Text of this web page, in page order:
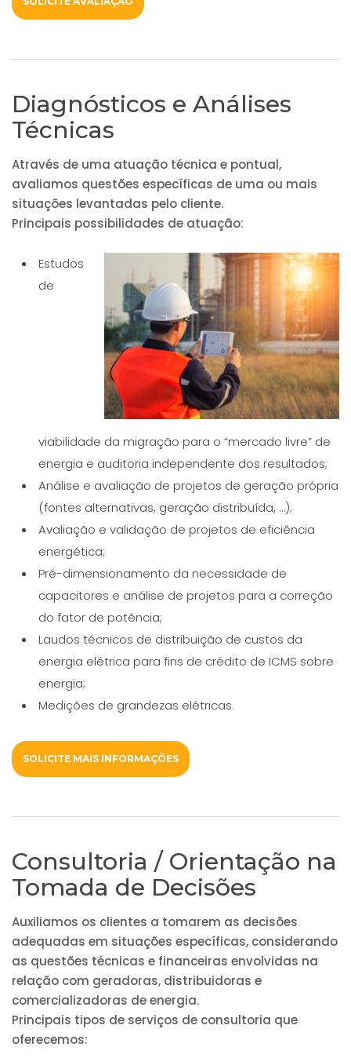
Diagnósticos e Análises
Técnicas
Através de uma atuação técnica e pontual,
avaliamos questões específicas de uma ou mais
situações levantadas pelo cliente.
Principais possibilidades de atuação:
Estudos
de
viabilidade da migração para o “mercado livre” de
energia e auditoria independente dos resultados;
Análise e avaliação de projetos de geração própria
(fontes alternativas, geração distribuída, …);
Avaliação e validação de projetos de eficiência
energética;
Pré-dimensionamento da necessidade de
capacitores e análise de projetos para a correção
do fator de potência;
Laudos técnicos de distribuição de custos da
energia elétrica para fins de crédito de ICMS sobre
energia;
Medições de grandezas elétricas.
SOLICITE MAIS INFORMAÇÕES
Consultoria / Orientação na
Tomada de Decisões
Auxiliamos os clientes a tomarem as decisões
adequadas em situações específicas, considerando
as questões técnicas e financeiras envolvidas na
relação com geradoras, distribuidoras e
comercializadoras de energia.
Principais tipos de serviços de consultoria que
oferecemos: